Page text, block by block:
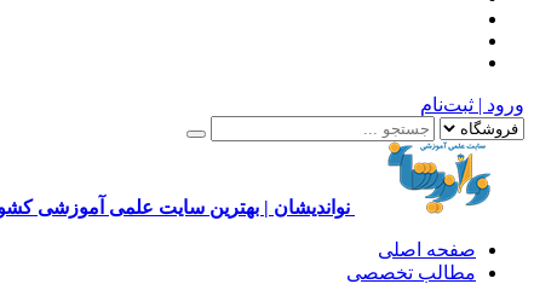
ورود | ثبت‌نام
نواندیشان | بهترین سایت علمی آموزشی
صفحه اصلی
مطالب تخصصی